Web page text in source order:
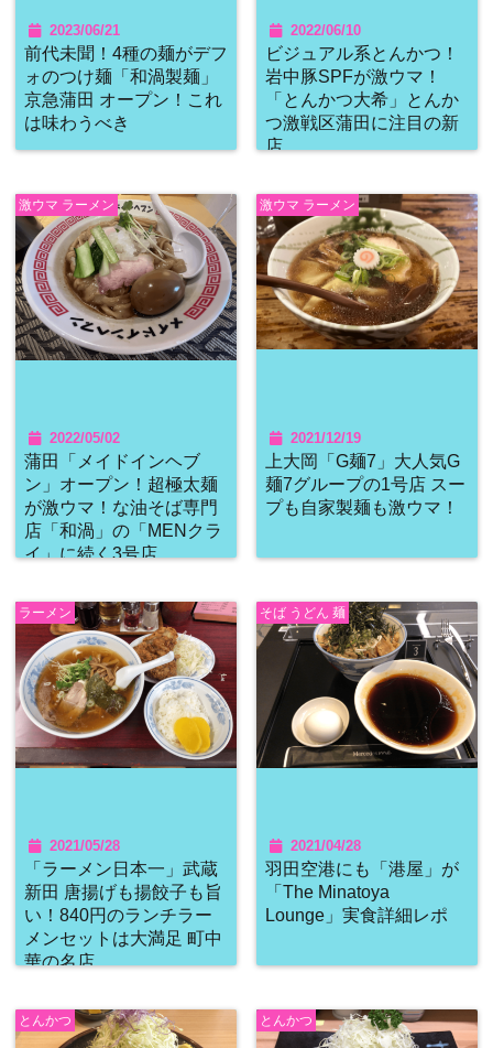
2023/06/21
前代未聞！4種の麺がデフ
ォのつけ麺「和渦製麺」
京急蒲田 オープン！これ
は味わうべき
2022/06/10
ビジュアル系とんかつ！
岩中豚SPFが激ウマ！
「とんかつ大希」とんか
つ激戦区蒲田に注目の新
店
激ウマ ラーメン
2022/05/02
蒲田「メイドインヘブ
ン」オープン！超極太麺
が激ウマ！な油そば専門
店「和渦」の「MENクラ
イ」に続く3号店
激ウマ ラーメン
2021/12/19
上大岡「G麺7」大人気G
麺7グループの1号店 スー
プも自家製麺も激ウマ！
ラーメン
2021/05/28
「ラーメン日本一」武蔵
新田 唐揚げも揚餃子も旨
い！840円のランチラー
メンセットは大満足 町中
華の名店
そば うどん 麺
2021/04/28
羽田空港にも「港屋」が
「The Minatoya
Lounge」実食詳細レポ
とんかつ とんかつ